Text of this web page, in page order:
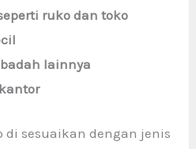
ruko dan toko
lainnya
sesuaikan dengan jenis